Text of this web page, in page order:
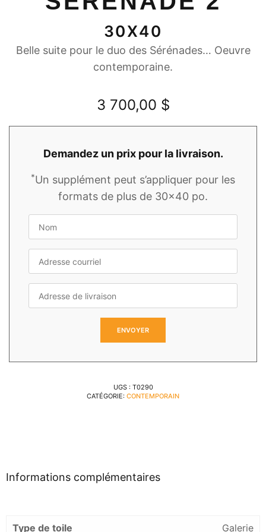
30X40
Belle suite pour le duo des Sérénades… Oeuvre
contemporaine.
3 700,00 $
Demandez un prix pour la livraison.
*Un supplément peut s’appliquer pour les
formats de plus de 30x40 po.
UGS : T0290
CATÉGORIE: CONTEMPORAIN
Informations complémentaires
Type de toile Galerie